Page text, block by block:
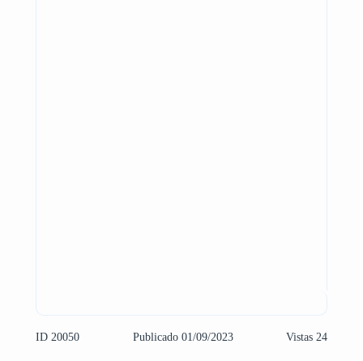
ID 20050 Publicado 01/09/2023 Vistas 24